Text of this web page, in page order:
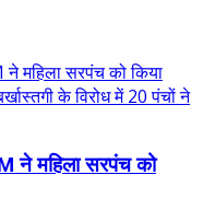
ने महिला सरपंच को